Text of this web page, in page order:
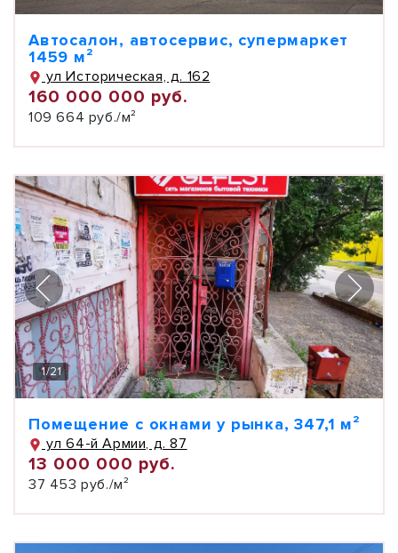
Автосалон, автосервис, супермаркет
1459 м²
ул Историческая, д. 162
160 000 000 руб.
109 664 руб./м²
1/21
Помещение с окнами у рынка, 347,1 м²
ул 64-й Армии, д. 87
13 000 000 руб.
37 453 руб./м²